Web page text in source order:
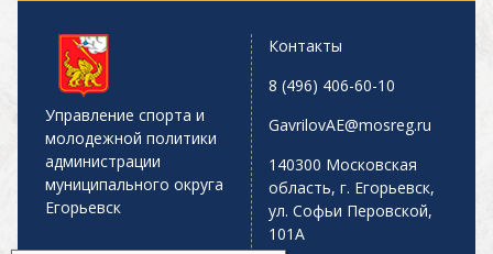
Управление спорта и
молодежной политики
администрации
муниципального округа
Егорьевск
Контакты
8 (496) 406-60-10
GavrilovAE@mosreg.ru
140300 Московская
область, г. Егорьевск,
ул. Софьи Перовской,
101А